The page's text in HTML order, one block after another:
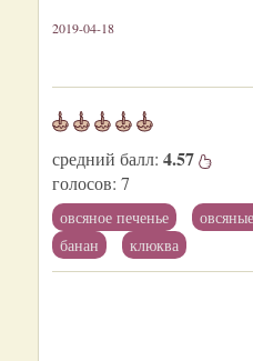
2019-04-18
средний балл: 4.57
голосов: 7
овсяное печенье
банан
клюква